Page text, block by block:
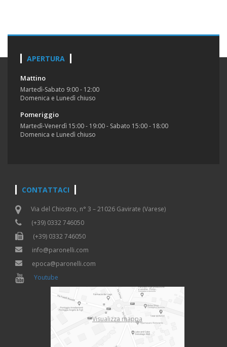
APERTURA
Mattino
Martedì-Sabato 9:00 - 12:00
Domenica e Lunedì chiuso
Pomeriggio
Martedì-Venerdì 15:00 - 19:00 - Sabato 15:00 - 18:00
Domenica e Lunedì chiuso
CONTATTACI
Via del Chiostro, n° 3 – 21026 Gavirate (Varese)
(+39) 0332 746050
(+39) 0332 746050
info@paronelli.com
epoca@paronelli.com
Youtube
Visualizza mappa